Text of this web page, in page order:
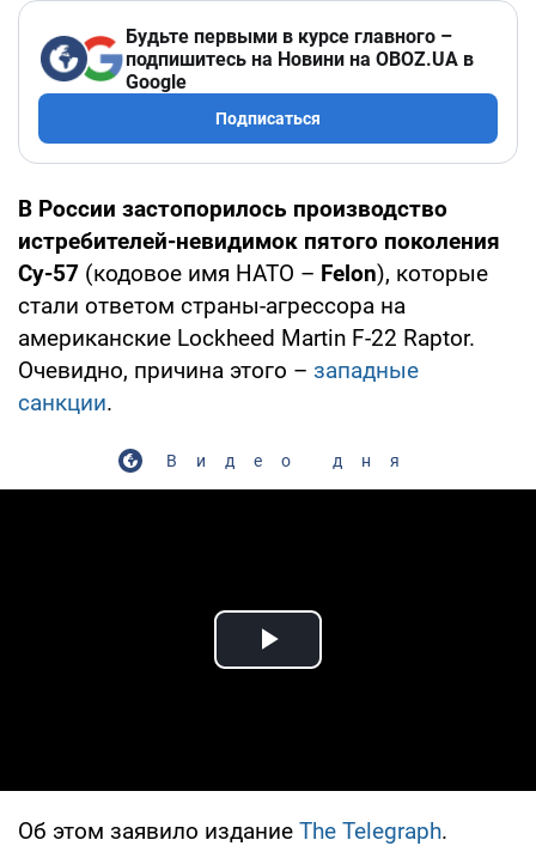
Будьте первыми в курсе главного –
подпишитесь на Новини на OBOZ.UA в
Google
Подписаться
В России застопорилось производство
истребителей-невидимок пятого поколения
Су-57 (кодовое имя НАТО – Felon), которые
стали ответом страны-агрессора на
американские Lockheed Martin F-22 Raptor.
Очевидно, причина этого – западные
санкции.
Видео дня
Play Video
Об этом заявило издание The Telegraph.